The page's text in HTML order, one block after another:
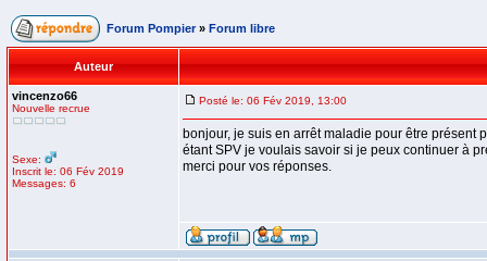
Forum Pompier » Forum libre
Auteur
vincenzo66
Nouvelle recrue
Sexe:
Inscrit le: 06 Fév 2019
Messages: 6
Posté le: 06 Fév 2019, 13:00
bonjour, je suis en arrêt maladie pour être présent
étant SPV je voulais savoir si je peux continuer à
merci pour vos réponses.